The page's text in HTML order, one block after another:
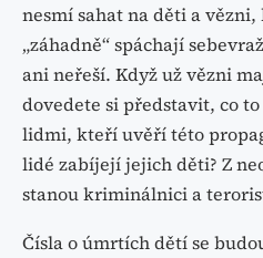
nesmí sahat na děti a
„záhadně“ spáchají
ani neřeší. Když už vězni
dovedete si představit, co
lidmi, kteří uvěří této
lidé zabíjejí jejich děti? Z
stanou kriminálnici a
Čísla o úmrtích dětí se